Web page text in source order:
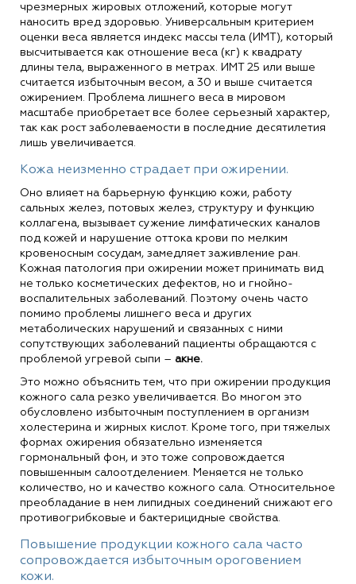
чрезмерных жировых отложений, которые могут
наносить вред здоровью. Универсальным критерием
оценки веса является индекс массы тела (ИМТ), который
высчитывается как отношение веса (кг) к квадрату
длины тела, выраженного в метрах. ИМТ 25 или выше
считается избыточным весом, а 30 и выше считается
ожирением. Проблема лишнего веса в мировом
масштабе приобретает все более серьезный характер,
так как рост заболеваемости в последние десятилетия
лишь увеличивается.
Кожа неизменно страдает при ожирении.
Оно влияет на барьерную функцию кожи, работу
сальных желез, потовых желез, структуру и функцию
коллагена, вызывает сужение лимфатических каналов
под кожей и нарушение оттока крови по мелким
кровеносным сосудам, замедляет заживление ран.
Кожная патология при ожирении может принимать вид
не только косметических дефектов, но и гнойно-
воспалительных заболеваний. Поэтому очень часто
помимо проблемы лишнего веса и других
метаболических нарушений и связанных с ними
сопутствующих заболеваний пациенты обращаются с
проблемой угревой сыпи – акне.
Это можно объяснить тем, что при ожирении продукция
кожного сала резко увеличивается. Во многом это
обусловлено избыточным поступлением в организм
холестерина и жирных кислот. Кроме того, при тяжелых
формах ожирения обязательно изменяется
гормональный фон, и это тоже сопровождается
повышенным салоотделением. Меняется не только
количество, но и качество кожного сала. Относительное
преобладание в нем липидных соединений снижают его
противогрибковые и бактерицидные свойства.
Повышение продукции кожного сала часто
сопровождается избыточным ороговением
кожи.